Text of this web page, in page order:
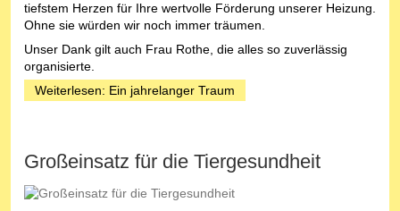
tiefstem Herzen für Ihre wertvolle Förderung unserer Heizung.
Ohne sie würden wir noch immer träumen.
Unser Dank gilt auch Frau Rothe, die alles so zuverlässig
organisierte.
Weiterlesen: Ein jahrelanger Traum
Großeinsatz für die Tiergesundheit